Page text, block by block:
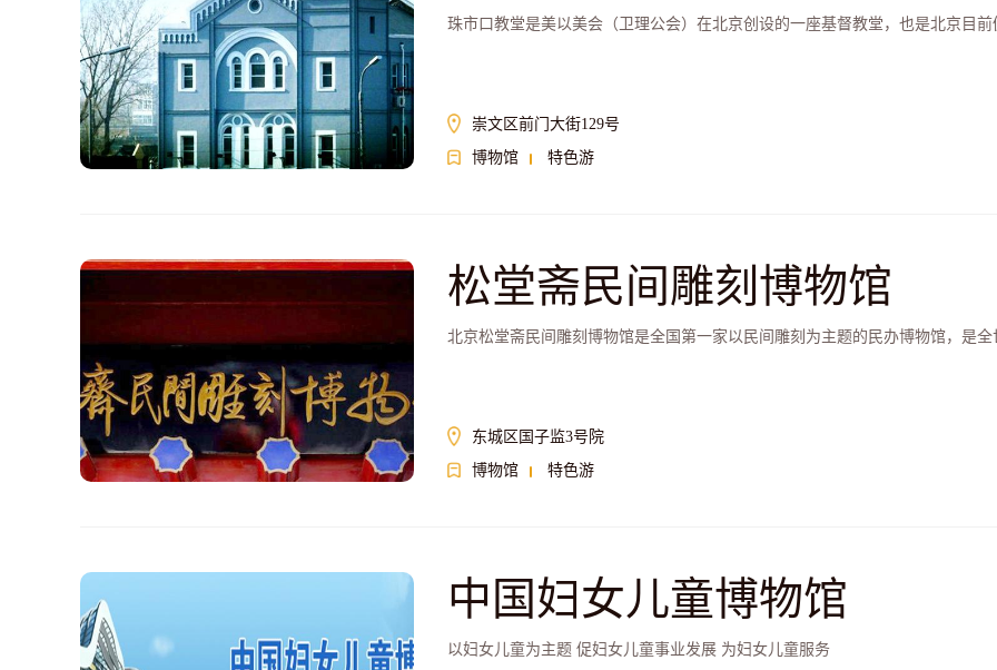
珠市口教堂是美以美会（卫理公会）在北京创设的一座基督教堂，也是北京目
崇文区前门大街129号
博物馆
特色游
松堂斋民间雕刻博物馆
北京松堂斋民间雕刻博物馆是全国第一家以民间雕刻为主题的民办博物馆，是全
东城区国子监3号院
博物馆
特色游
中国妇女儿童博物馆
以妇女儿童为主题 促妇女儿童事业发展 为妇女儿童服务